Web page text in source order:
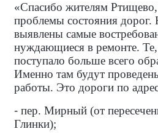
«Спасибо жителям
проблемы состояния дорог.
выявлены самые
нуждающиеся в ремонте.
поступало больше всего
Именно там будут
работы. Это дороги по
- пер. Мирный (от
Глинки);